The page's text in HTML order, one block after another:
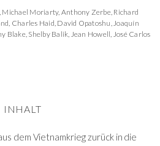
, Michael Moriarty, Anthony Zerbe, Richard
, Charles Haid, David Opatoshu,Joaquín
Blake, Shelby Balik, Jean Howell, José Carlos
INHALT
dem Vietnamkrieg zurück in die